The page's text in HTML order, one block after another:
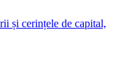
și cerințele de capital,